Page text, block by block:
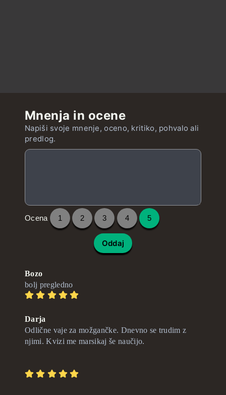
Mnenja in ocene
Napiši svoje mnenje, oceno, kritiko, pohvalo ali
predlog.
Ocena 1 2 3 4 5
Oddaj
Bozo
bolj pregledno
Darja
Odlične vaje za možgančke. Dnevno se trudim z
njimi. Kvizi me marsikaj še naučijo.